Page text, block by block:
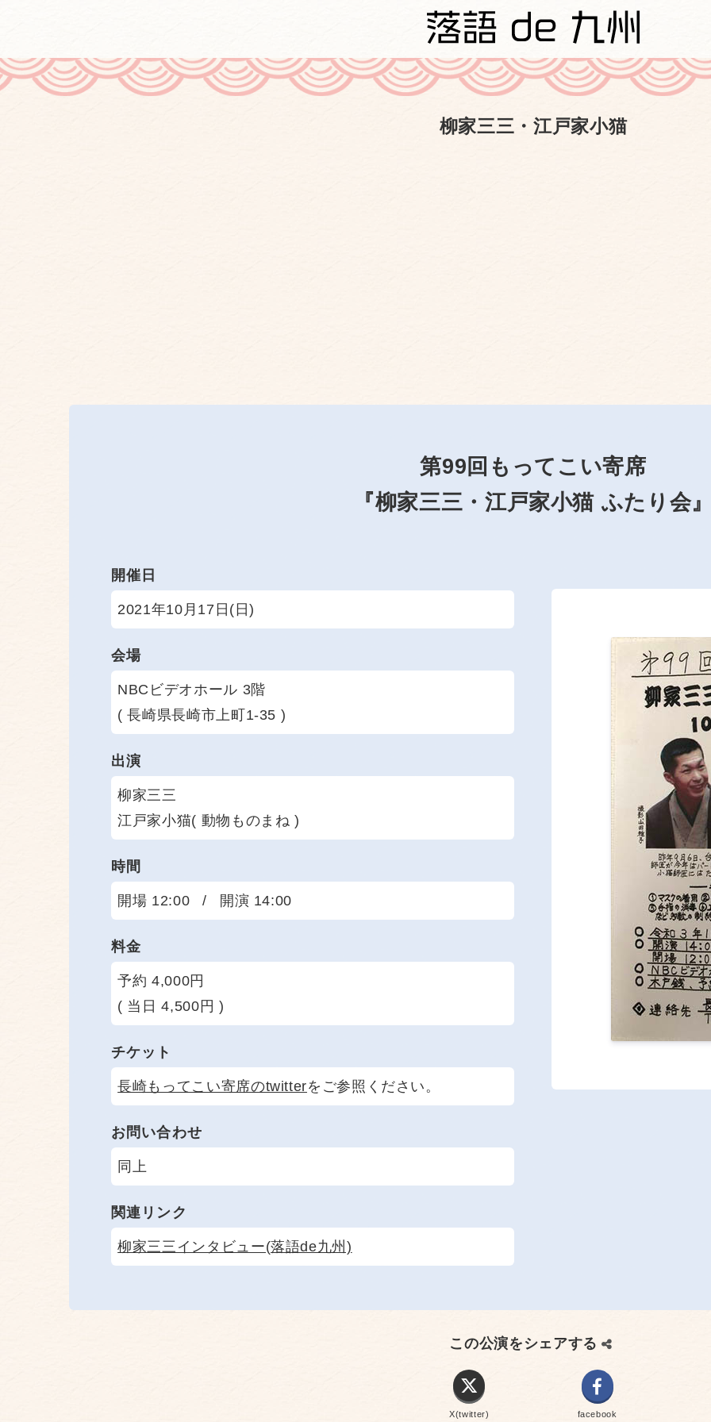
柳家三三・江戸家小猫
第99回もってこい寄席
『柳家三三・江戸家小猫 ふたり会
開催日
2021年10月17日(日)
会場
NBCビデオホール 3階
( 長崎県長崎市上町1-35 )
出演
柳家三三
江戸家小猫( 動物ものまね )
時間
開場 12:00 / 開演 14:00
料金
予約 4,000円
( 当日 4,500円 )
チケット
長崎もってこい寄席のtwitterをご参照ください。
お問い合わせ
同上
関連リンク
柳家三三インタビュー(落語de九州)
この公演をシェアする
X(twitter) facebook